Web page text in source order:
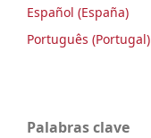
Español (España)
Português (Portugal)
Palabras clave